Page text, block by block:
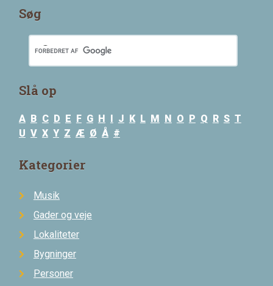
Søg
Slå op
A B C D E F G H I J K L M N O P Q R S T
U V X Y Z Æ Ø Å #
Kategorier
Musik
Gader og veje
Lokaliteter
Bygninger
Personer